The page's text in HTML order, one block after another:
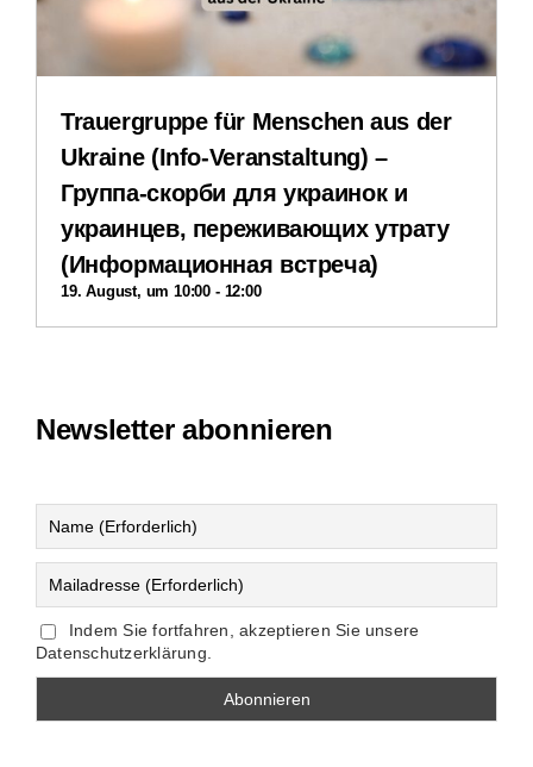
Trauergruppe für Menschen aus der
Ukraine (Info-Veranstaltung) –
Группа-скорби для украинок и
украинцев, переживающих утрату
(Информационная встреча)
19. August, um 10:00 - 12:00
Newsletter abonnieren
Indem Sie fortfahren, akzeptieren Sie unsere
Datenschutzerklärung.